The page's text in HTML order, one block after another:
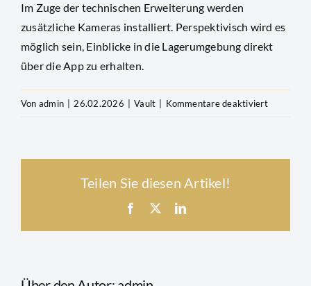
Kurse & Charts
News & Beiträge
Newsletter
Im Zuge der technischen Erweiterung werden
zusätzliche Kameras installiert. Perspektivisch wird es
möglich sein, Einblicke in die Lagerumgebung direkt
über die App zu erhalten.
Von admin 26.02.2026 Vault Kommentare deaktiviertfür
die
Teilen Sie diesen Artikel!
Facebook LinkedIn